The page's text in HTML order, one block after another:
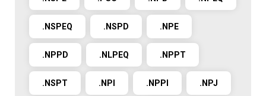
.NSPEQ .NSPD .NPE
.NPPD .NLPEQ .NPPT
.NSPT .NPI .NPPI .NPJ